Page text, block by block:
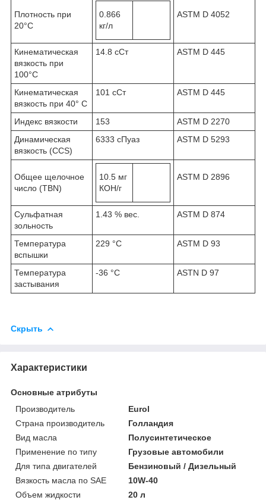
Плотность при
20°C
0.866
кг/л
ASTM D 4052
Кинематическая
вязкость при
100°C
14.8 cСт ASTM D 445
Кинематическая
вязкость при 40° C
101 cСт ASTM D 445
Индекс вязкости 153
ASTM D 2270
Динамическая
вязкость (CCS)
6333 сПуаз ASTM D 5293
Общее щелочное
число (TBN)
10.5 мг
КОН/г
ASTM D 2896
Сульфатная
зольность
1.43 % вес. ASTM D 874
Температура
вспышки
229 °C ASTM D 93
Температура
застывания
-36 °C ASTN D 97
Скрыть
Характеристики
Основные атрибуты
Производитель
Eurol
Страна производитель
Голландия
Вид масла
Полусинтетическое
Применение по типу
Грузовые автомобили
Для типа двигателей
Бензиновый / Дизельный
Вязкость масла по SAE
10W-40
Объем жидкости
20 л